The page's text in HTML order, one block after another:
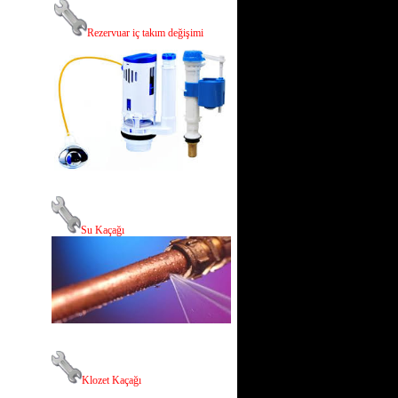
Rezervuar iç takım değişimi
Su Kaçağı
Klozet Kaçağı